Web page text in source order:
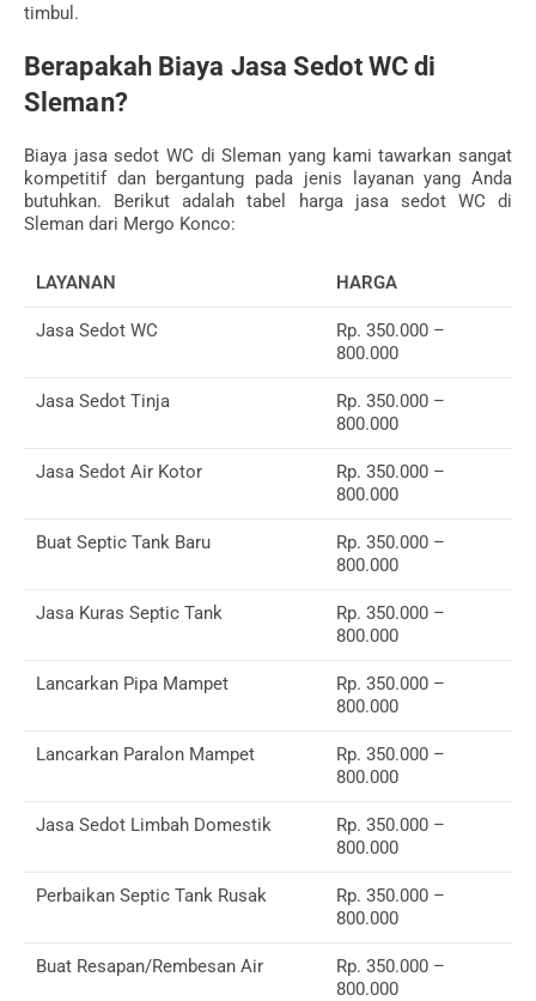
timbul.
Berapakah Biaya Jasa Sedot WC di
Sleman?
Biaya jasa sedot WC di Sleman yang kami tawarkan sangat
kompetitif dan bergantung pada jenis layanan yang Anda
butuhkan. Berikut adalah tabel harga jasa sedot WC di
Sleman dari Mergo Konco:
LAYANAN HARGA
Jasa Sedot WC
Rp. 350.000 –
800.000
Jasa Sedot Tinja
Rp. 350.000 –
800.000
Jasa Sedot Air Kotor
Rp. 350.000 –
800.000
Buat Septic Tank Baru
Rp. 350.000 –
800.000
Jasa Kuras Septic Tank
Rp. 350.000 –
800.000
Lancarkan Pipa Mampet
Rp. 350.000 –
800.000
Lancarkan Paralon Mampet
Rp. 350.000 –
800.000
Jasa Sedot Limbah Domestik
Rp. 350.000 –
800.000
Perbaikan Septic Tank Rusak
Rp. 350.000 –
800.000
Buat Resapan/Rembesan Air
Rp. 350.000 –
800.000